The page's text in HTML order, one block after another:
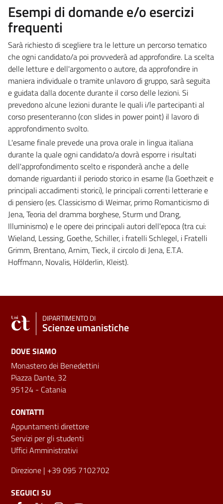
Esempi di domande e/o esercizi
frequenti
Sarà richiesto di scegliere tra le letture un percorso tematico
che ogni candidato/a poi provvederà ad approfondire. La scelta
delle letture e dell'argomento o autore, da approfondire in
maniera individuale o tramite unlavoro di gruppo, sarà seguita
e guidata dalla docente durante il corso delle lezioni. Si
prevedono alcune lezioni durante le quali i/le partecipanti al
corso presenteranno (con slides in power point) il lavoro di
approfondimento svolto.
L'esame finale prevede una prova orale in lingua italiana
durante la quale ogni candidato/a dovrà esporre i risultati
dell'approfondimento scelto e risponderà anche a delle
domande riguardanti il periodo storico in esame (la Goethzeit e
principali accadimenti storici), le principali correnti letterarie e
di pensiero (es. Classicismo di Weimar, primo Romanticismo di
Jena, Teoria del dramma borghese, Sturm und Drang,
Illuminismo) e le opere dei principali autori dell'epoca (tra cui:
Wieland, Lessing, Goethe, Schiller, i fratelli Schlegel, i Fratelli
Grimm, Brentano, Arnim, Tieck, il circolo di Jena, E.T.A.
Hoffmann, Novalis, Hölderlin, Kleist).
DIPARTIMENTO DI
Scienze umanistiche
DOVE SIAMO
Monastero dei Benedettini
Piazza Dante, 32
95124 - Catania
CONTATTI
Appuntamenti direttore
Servizi per gli studenti
Uffici Amministrativi
Direzione | +39 095 7102702
SEGUICI SU